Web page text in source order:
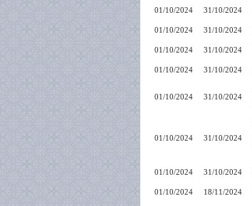
01/10/2024 31/10/2024
01/10/2024 31/10/2024
01/10/2024 31/10/2024
01/10/2024 31/10/2024
01/10/2024 31/10/2024
01/10/2024 31/10/2024
01/10/2024 31/10/2024
01/10/2024 18/11/2024